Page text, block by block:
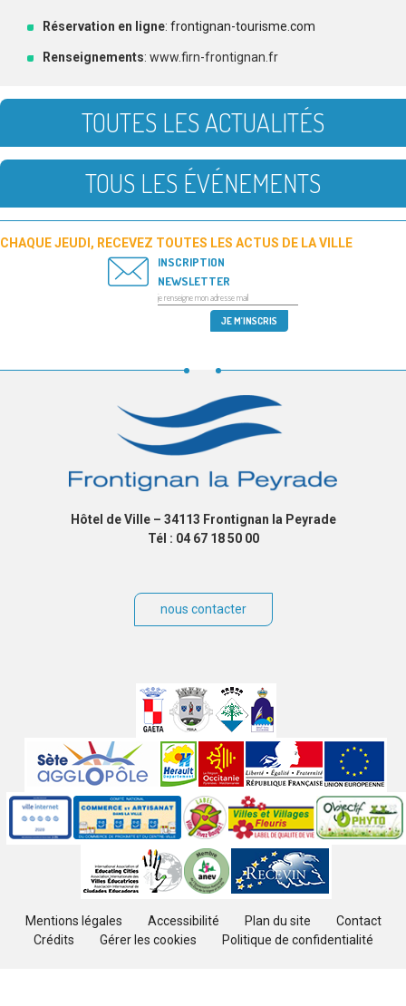
Réservation en ligne: frontignan-tourisme.com
Renseignements: www.firn-frontignan.fr
TOUTES LES ACTUALITÉS
TOUS LES ÉVÉNEMENTS
CHAQUE JEUDI, RECEVEZ TOUTES LES ACTUS DE LA VILLE
INSCRIPTION
NEWSLETTER
Hôtel de Ville – 34113 Frontignan la Peyrade
Tél : 04 67 18 50 00
nous contacter
partenaires
Labels
Mentions légales Accessibilité Plan du site
Contact
Crédits
Gérer les cookies Politique de confidentialité